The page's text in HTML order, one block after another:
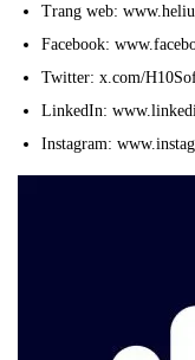
Trang web:
Facebook:
Twitter: x.com/
LinkedIn:
Instagram: